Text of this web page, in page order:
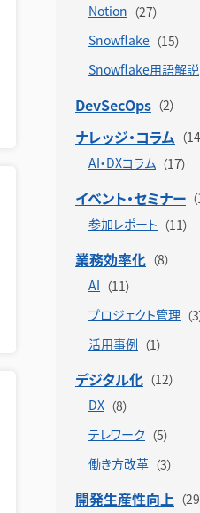
Notion
Snowflake
Snowflake用語解説
DevSecOps
ナレッジ・コラム
AI・DXコラム
イベント・セミナー
参加レポート
業務効率化
AI
プロジェクト管理
活用事例
デジタル化
DX
テレワーク
働き方改革
開発生産性向上